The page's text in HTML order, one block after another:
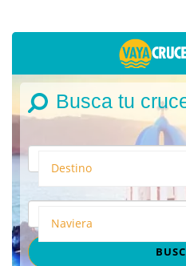
Busca tu
Destino
Naviera